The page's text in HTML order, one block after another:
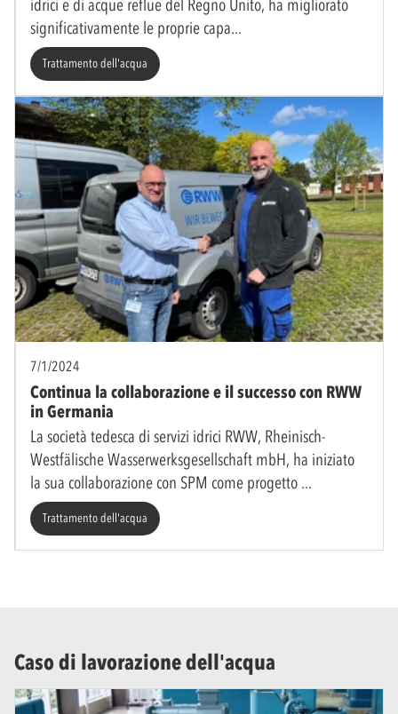
idrici e di acque reflue del Regno Unito, ha migliorato
significativamente le proprie capa
Trattamento dell'acqua
7/1/2024
Continua la collaborazione e il successo con RWW
in Germania
La società tedesca di servizi idrici RWW, Rheinisch-
Westfälische Wasserwerksgesellschaft mbH, ha iniziato
la sua collaborazione con SPM come progetto
Trattamento dell'acqua
Caso di lavorazione dell'acqua